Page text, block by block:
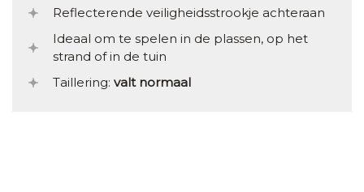
Reflecterende veiligheidsstrookje achteraan
Ideaal om te spelen in de plassen, op het
strand of in de tuin
Taillering: valt normaal